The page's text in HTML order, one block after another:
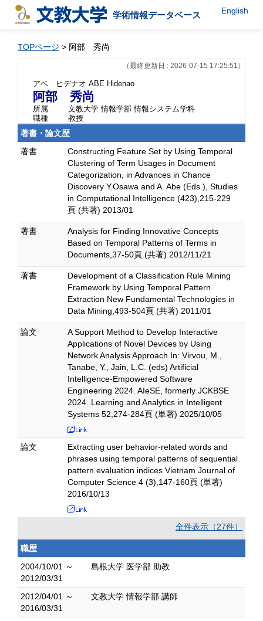
学術情報データベース English
TOPページ > 阿部 秀尚
（最終更新日 : 2026-07-15 17:25:51）
アベ ヒデナオ ABE Hidenao
阿部 秀尚
所属
文教大学 情報学部 情報システム学科
職種
教授
著書・論文歴
著書
Constructing Feature Set by Using Temporal
Clustering of Term Usages in Document
Categorization, in Advances in Chance
Discovery Y.Osawa and A. Abe (Eds.), Studies
in Computational Intelligence (423),215-229
頁 (共著) 2013/01
著書
Analysis for Finding Innovative Concepts
Based on Temporal Patterns of Terms in
Documents,37-50頁 (共著) 2012/11/21
著書
Development of a Classification Rule Mining
Framework by Using Temporal Pattern
Extraction New Fundamental Technologies in
Data Mining,493-504頁 (共著) 2011/01
論文
A Support Method to Develop Interactive
Applications of Novel Devices by Using
Network Analysis Approach In: Virvou, M.,
Tanabe, Y., Jain, L.C. (eds) Artificial
Intelligence-Empowered Software
Engineering 2024. AIeSE, formerly JCKBSE
2024. Learning and Analytics in Intelligent
Systems 52,274-284頁 (単著) 2025/10/05
論文
Extracting user behavior-related words and
phrases using temporal patterns of sequential
pattern evaluation indices Vietnam Journal of
Computer Science 4 (3),147-160頁 (単著)
2016/10/13
全件表示（27件）
職歴
2004/10/01 ～
2012/03/31
島根大学 医学部 助教
2012/04/01 ～
2016/03/31
文教大学 情報学部 講師